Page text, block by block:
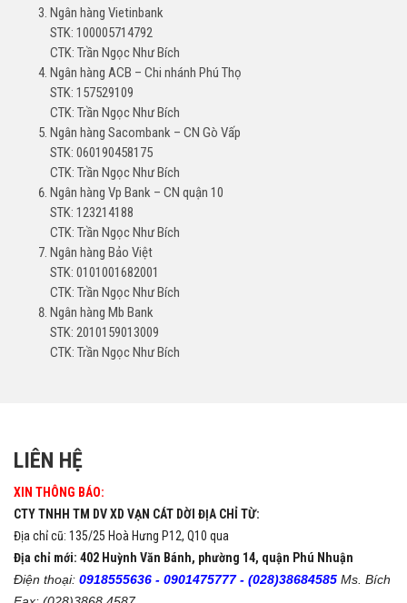
Ngân hàng Vietinbank
STK: 100005714792
CTK: Trần Ngọc Như Bích
Ngân hàng ACB – Chi nhánh Phú Thọ
STK: 157529109
CTK: Trần Ngọc Như Bích
Ngân hàng Sacombank – CN Gò Vấp
STK: 060190458175
CTK: Trần Ngọc Như Bích
Ngân hàng Vp Bank – CN quận 10
STK: 123214188
CTK: Trần Ngọc Như Bích
Ngân hàng Bảo Việt
STK: 0101001682001
CTK: Trần Ngọc Như Bích
Ngân hàng Mb Bank
STK: 2010159013009
CTK: Trần Ngọc Như Bích
LIÊN HỆ
XIN THÔNG BÁO:
CTY TNHH TM DV XD VẠN CÁT DỜI ĐỊA CHỈ TỪ:
Địa chỉ cũ: 135/25 Hoà Hưng P12, Q10 qua
Địa chỉ mới: 402 Huỳnh Văn Bánh, phường 14, quận Phú Nhuận
Điện thoại: 0918555636 - 0901475777 - (028)38684585 Ms. Bích